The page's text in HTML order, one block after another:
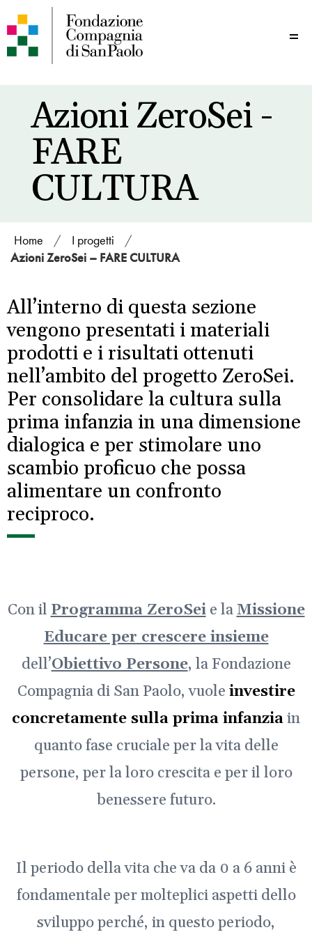
Azioni ZeroSei -
FARE
CULTURA
Home / I progetti
/
Azioni ZeroSei – FARE CULTURA
All’interno di questa sezione
vengono presentati i materiali
prodotti e i risultati ottenuti
nell’ambito del progetto ZeroSei.
Per consolidare la cultura sulla
prima infanzia in una dimensione
dialogica e per stimolare uno
scambio proficuo che possa
alimentare un confronto
reciproco.
Con il Programma ZeroSeie laMissione
Educare per crescere insieme
dell’Obiettivo Persone, la Fondazione
Compagnia di San Paolo, vuole investire
concretamente sulla prima infanziain
quanto fase cruciale per la vita delle
persone, per la loro crescita e per il loro
benessere futuro.
Il periodo della vita che va da 0 a 6 anni è
fondamentale per molteplici aspetti dello
sviluppo perché, in questo periodo,